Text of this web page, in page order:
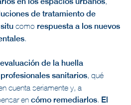
de tratamiento de
como respuesta a los nuevos
.
evaluación de la huella
sanitarios, qué
cuenta seriamente y, a
en cómo remediarlos. El